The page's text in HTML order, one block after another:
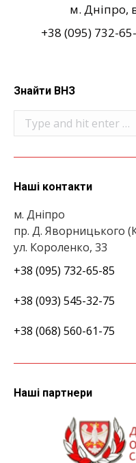
м. Дніпро,
+38 (095) 732-
Знайти ВНЗ
Search:
Наші контакти
м. Дніпро
пр. Д. Яворницького
ул. Короленко, 33
+38 (095) 732-65-85
+38 (093) 545-32-75
+38 (068) 560-61-75
Наші партнери